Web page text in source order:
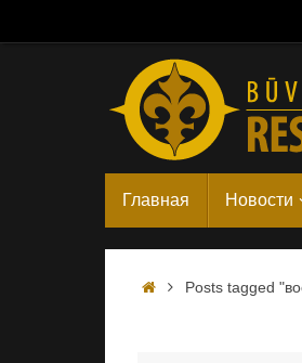
content
Главная Новости
HomePosts tagged